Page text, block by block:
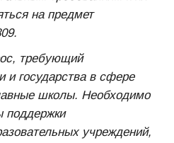
на предмет
требующий
и государства в сфере
школы. Необходимо
поддержки
учреждений,